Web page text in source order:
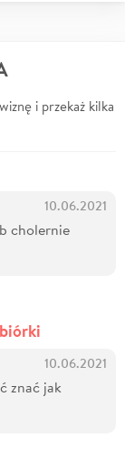
i przekaż kilka
10.06.2021
cholernie
10.06.2021
znać jak